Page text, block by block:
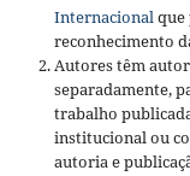
Internacionalque
reconhecimento
Autores têm
separadamente,
trabalho
institucional ou
autoria e